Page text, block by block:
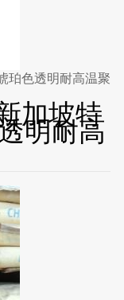
珀色透明耐高温聚
加坡特
明耐高